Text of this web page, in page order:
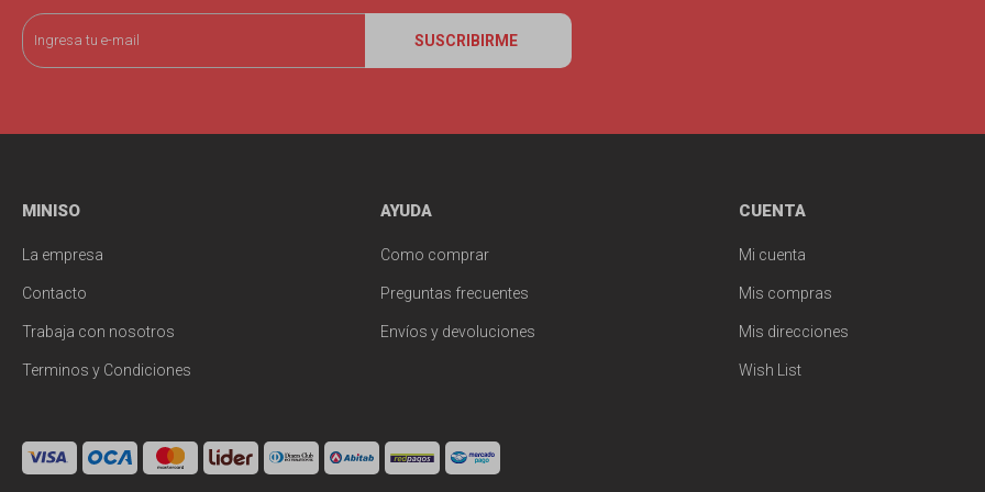
SUSCRIBIRME
MINISO
La empresa
Contacto
Trabaja con nosotros
Terminos y Condiciones
AYUDA
Como comprar
Preguntas frecuentes
Envíos y devoluciones
CUENTA
Mi cuenta
Mis compras
Mis direcciones
Wish List